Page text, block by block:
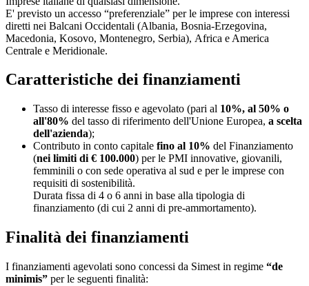
E' previsto un accesso “preferenziale” per le imprese con interessi
diretti nei Balcani Occidentali (Albania, Bosnia-Erzegovina,
Macedonia, Kosovo, Montenegro, Serbia), Africa e America
Centrale e Meridionale.
Caratteristiche dei finanziamenti
Tasso di interesse fisso e agevolato (pari al 10%, al 50% o
all'80% del tasso di riferimento dell'Unione Europea, a scelta
dell'azienda);
Contributo in conto capitale fino al 10% del Finanziamento
(nei limiti di € 100.000) per le PMI innovative, giovanili,
femminili o con sede operativa al sud e per le imprese con
requisiti di sostenibilità.
Durata fissa di 4 o 6 anni in base alla tipologia di
finanziamento (di cui 2 anni di pre-ammortamento).
Finalità dei finanziamenti
I finanziamenti agevolati sono concessi da Simest in regime “de
minimis” per le seguenti finalità: